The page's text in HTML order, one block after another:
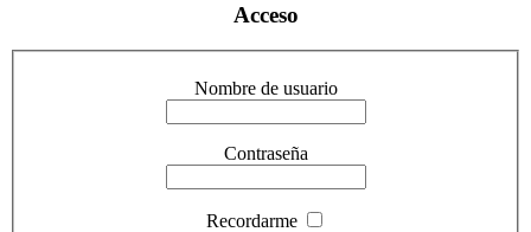
Acceso
Nombre de usuario
Contraseña
Recordarme